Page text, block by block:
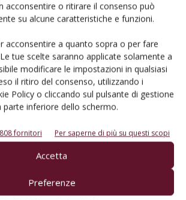
acconsentire o ritirare il consenso può
su alcune caratteristiche e funzioni.
acconsentire a quanto sopra o per fare
tue scelte saranno applicate solamente a
modificare le impostazioni in qualsiasi
il ritiro del consenso, utilizzando i
Policy o cliccando sul pulsante di gestione
parte inferiore dello schermo.
fornitori Per saperne di più su questi scopi
Accetta
Preferenze
2022
più
tutti
del simposio “Interazioni sostenibili” di
«Non basta il bio o l’integrato, serve anche
dei lavoratori e alla salute dei
allo standard unico di sostenibilità
diserbo chimico concesso invece da questo